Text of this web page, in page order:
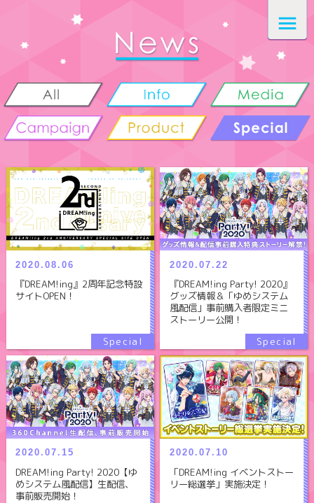
2020.08.06
『DREAM!ing』2周年記念特設
サイトOPEN！
2020.07.22
『DREAM!ing Party! 2020』
グッズ情報＆「ゆめシステム
風配信」事前購入者限定ミニ
ストーリー公開！
2020.07.15
DREAM!ing Party! 2020【ゆ
めシステム風配信】生配信、
事前販売開始！
2020.07.10
「DREAM!ing イベントストー
リー総選挙」実施決定！